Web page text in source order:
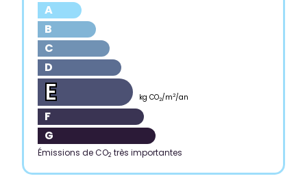
A
B
C
D
E kg CO2/m2/an
F
G
Émissions de CO2 très importantes